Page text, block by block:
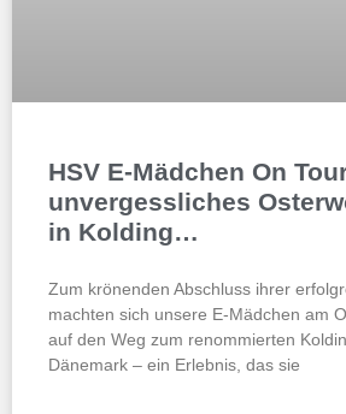
HSV E-Mädchen On
unvergessliches
in Kolding…
Zum krönenden Abschluss ihrer
machten sich unsere E-Mädchen am
auf den Weg zum renommierten
Dänemark – ein Erlebnis, das sie